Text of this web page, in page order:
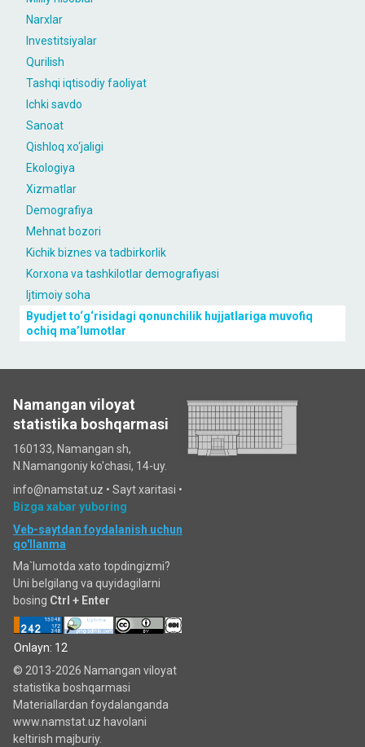
Narxlar
Investitsiyalar
Qurilish
Tashqi iqtisodiy faoliyat
Ichki savdo
Sanoat
Qishloq xo‘jaligi
Ekologiya
Xizmatlar
Demografiya
Mehnat bozori
Kichik biznes va tadbirkorlik
Korxona va tashkilotlar demografiyasi
Ijtimoiy soha
Byudjet to‘g‘risidagi qonunchilik hujjatlariga muvofiq
ochiq maʼlumotlar
Namangan viloyat
statistika boshqarmasi
160133, Namangan sh,
N.Namangoniy ko'chasi, 14-uy.
info@namstat.uz • Sayt xaritasi •
Bizga xabar yuboring
Veb-saytdan foydalanish uchun
qo'llanma
Ma`lumotda xato topdingizmi?
Uni belgilang va quyidagilarni
bosing Ctrl + Enter
Onlayn: 12
© 2013-2026 Namangan viloyat
statistika boshqarmasi
Materiallardan foydalanganda
www.namstat.uz havolani
keltirish majburiy.